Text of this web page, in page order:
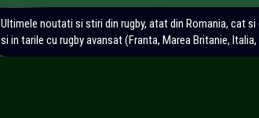
Ultimele noutati si stiri din rugby, atat din Romania, cat
si in tarile cu rugby avansat (Franta, Marea Britanie,